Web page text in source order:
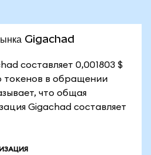
Gigachad
составляет 0,001803 $
токенов в обращении
что общая
Gigachad составляет